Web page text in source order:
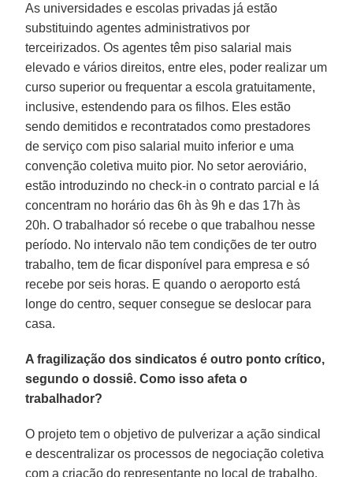
As universidades e escolas privadas já estão
substituindo agentes administrativos por
terceirizados. Os agentes têm piso salarial mais
elevado e vários direitos, entre eles, poder realizar um
curso superior ou frequentar a escola gratuitamente,
inclusive, estendendo para os filhos. Eles estão
sendo demitidos e recontratados como prestadores
de serviço com piso salarial muito inferior e uma
convenção coletiva muito pior. No setor aeroviário,
estão introduzindo no check-in o contrato parcial e lá
concentram no horário das 6h às 9h e das 17h às
20h. O trabalhador só recebe o que trabalhou nesse
período. No intervalo não tem condições de ter outro
trabalho, tem de ficar disponível para empresa e só
recebe por seis horas. E quando o aeroporto está
longe do centro, sequer consegue se deslocar para
casa.
A fragilização dos sindicatos é outro ponto crítico,
segundo o dossiê. Como isso afeta o
trabalhador?
O projeto tem o objetivo de pulverizar a ação sindical
e descentralizar os processos de negociação coletiva
com a criação do representante no local de trabalho.